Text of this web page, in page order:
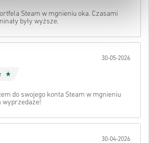
mail
metodę płatności
produktów możesz otrzymać
Wysłać
Steam w mgnieniu oka. Czasami
były wyższe.
30-05-2026
do swojego konta Steam w mgnieniu
wyprzedaże!
30-04-2026